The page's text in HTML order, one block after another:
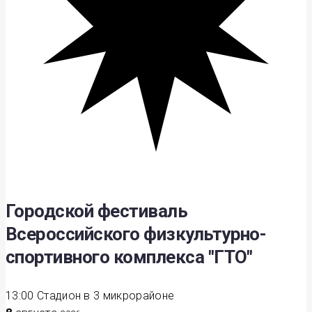
Городской фестиваль
Всероссийского физкультурно-
спортивного комплекса "ГТО"
13:00 Стадион в 3 микрорайоне